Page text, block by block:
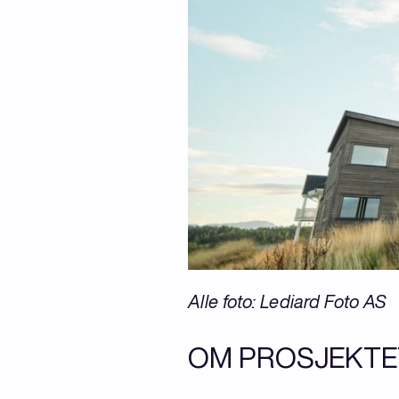
Alle foto: Lediard Foto AS
OM